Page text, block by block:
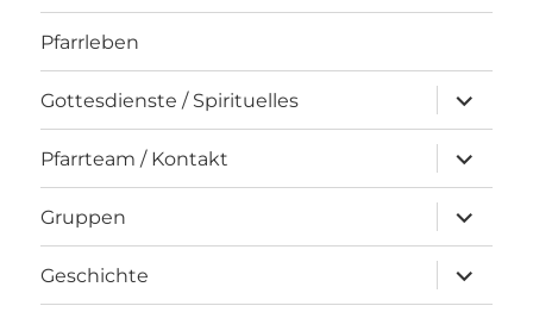
Pfarrleben
Gottesdienste / Spirituelles
öffnen
Pfarrteam / Kontakt
öffnen
Gruppen
öffnen
Geschichte
öffnen